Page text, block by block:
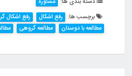
برچسب ها: رفع اشکال
رفع اشکال
مطالعه با دوستان
مطالعه گروهی